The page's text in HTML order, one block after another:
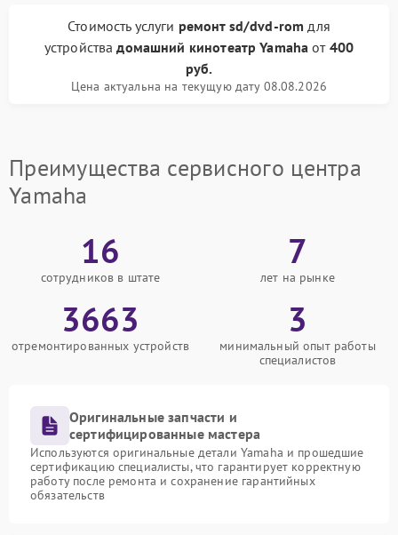
Стоимость услуги ремонт sd/dvd-rom для
устройствадомашний кинотеатр Yamaha от 400
руб.
Цена актуальна на текущую дату 08.08.2026
Преимущества сервисного центра
Yamaha
16
сотрудников в штате
7
лет на рынке
3663
отремонтированных устройств
3
минимальный опыт работы
специалистов
Оригинальные запчасти и
сертифицированные мастера
Используются оригинальные детали Yamaha и прошедшие
сертификацию специалисты, что гарантирует корректную
работу после ремонта и сохранение гарантийных
обязательств